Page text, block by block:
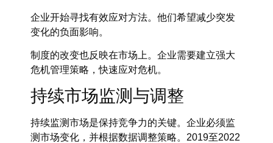
企业开始寻找有效应对方法。他们希望减少突发
变化的负面影响。
制度的改变也反映在市场上。企业需要建立强大
危机管理策略，快速应对危机。
持续市场监测与调整
持续监测市场是保持竞争力的关键。企业必须监
测市场变化，并根据数据调整策略。2019至2022